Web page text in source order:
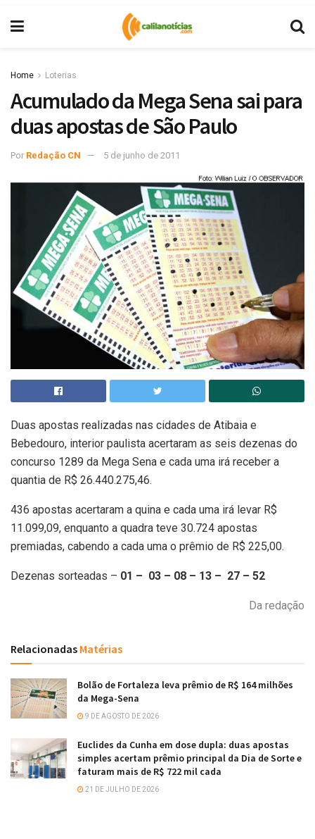
Home Loterias
Acumulado da Mega Sena sai para
duas apostas de São Paulo
Por Redação CN 5 de junho de 2011
Duas apostas realizadas nas cidades de Atibaia e
Bebedouro, interior paulista acertaram as seis dezenas do
concurso 1289 da Mega Sena e cada uma irá receber a
quantia de R$ 26.440.275,46.
436 apostas acertaram a quina e cada uma irá levar R$
11.099,09, enquanto a quadra teve 30.724 apostas
premiadas, cabendo a cada uma o prêmio de R$ 225,00.
Dezenas sorteadas – 01 – 03 – 08 – 13 – 27 – 52
Da redação
Relacionadas Matérias
Bolão de Fortaleza leva prêmio de R$ 164 milhões
da Mega-Sena
9 DE AGOSTO DE 2026
Euclides da Cunha em dose dupla: duas apostas
simples acertam prêmio principal da Dia de Sorte e
faturam mais de R$ 722 mil cada
21 DE JULHO DE 2026